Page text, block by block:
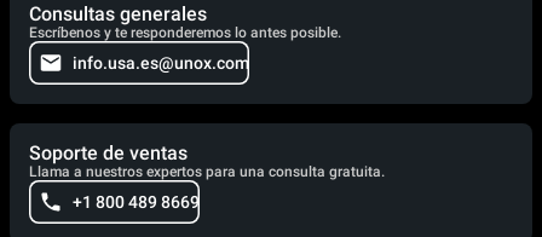
Consultas generales
Escríbenos y te responderemos lo antes posible.
info.usa.es@unox.com
Soporte de ventas
Llama a nuestros expertos para una consulta gratuita.
+1 800 489 8669